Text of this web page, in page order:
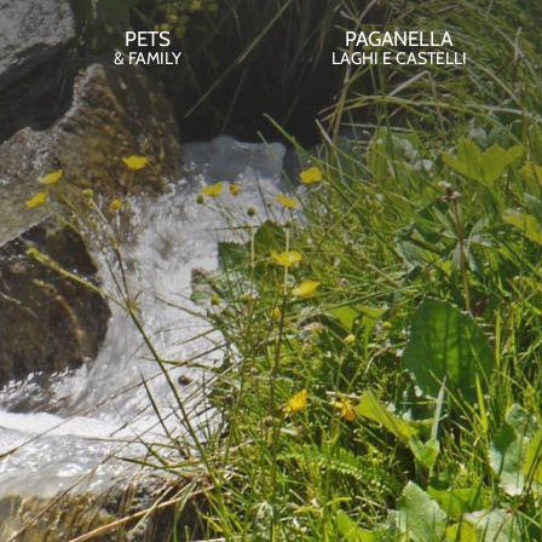
di soggiorno
& Forest
PETS
& FAMILY
PAGANELLA
LAGHI E CASTELLI